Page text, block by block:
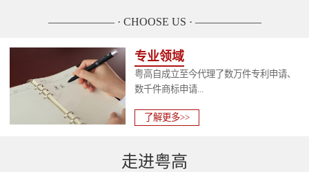
—————— · CHOOSE US · ——————
专业领域
粤高自成立至今代理了数万件专利申请、
数千件商标申请...
了解更多>>
走进粤高